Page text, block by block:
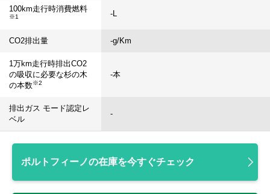
100km走行時消費燃料
※1 -L
CO2排出量 -g/Km
1万km走行時排出CO2
の吸収に必要な杉の木
の本数※2
-本
排出ガス モード認定レ
ベル
-
ポルトフィーノの在庫を今すぐチェック